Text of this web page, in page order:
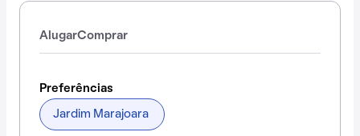
AlugarComprar
Preferências
Jardim Marajoara